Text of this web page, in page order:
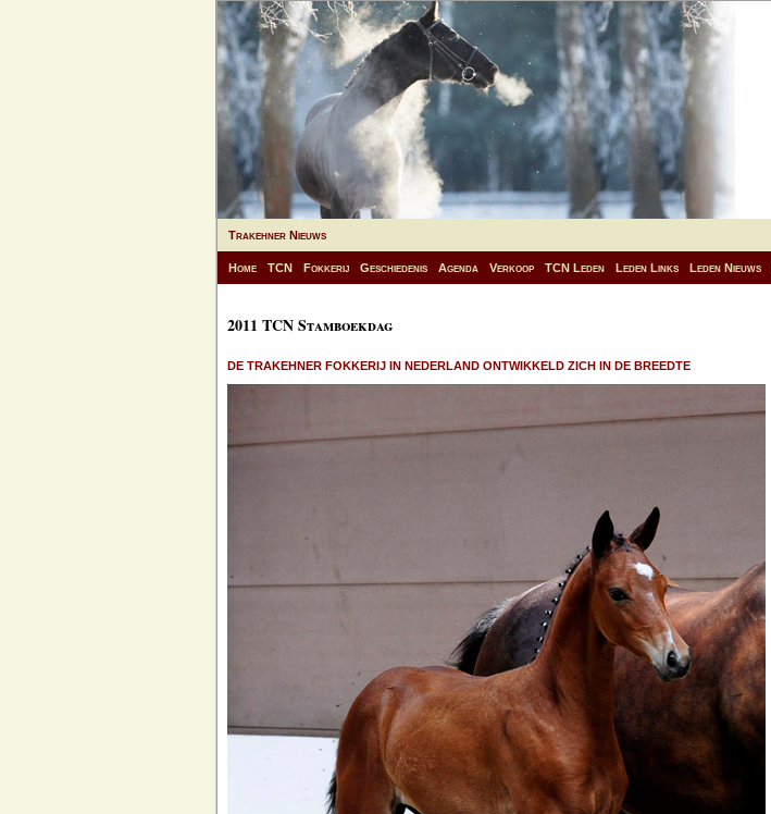
Trakehner Nieuws
Home TCN Fokkerij Geschiedenis Agenda Verkoop TCN Leden Leden Links Leden Nieuws
2011 TCN Stamboekdag
DE TRAKEHNER FOKKERIJ IN NEDERLAND ONTWIKKELD ZICH IN DE BREEDTE